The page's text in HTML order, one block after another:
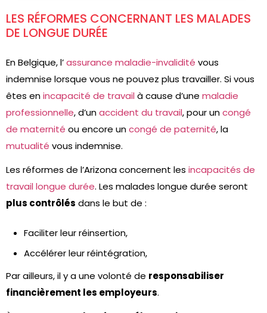
LES RÉFORMES CONCERNANT LES MALADES
DE LONGUE DURÉE
En Belgique, l’assurance maladie-invalidité vous
indemnise lorsque vous ne pouvez plus travailler. Si vous
êtes enincapacité de travail à cause d’une maladie
professionnelle, d’unaccident du travail, pour uncongé
de maternité ou encore uncongé de paternité, la
mutualité vous indemnise.
Les réformes de l’Arizona concernent les incapacités de
travail longue durée. Les malades longue durée seront
plus contrôlés dans le but de :
Faciliter leur réinsertion,
Accélérer leur réintégration,
Par ailleurs, il y a une volonté de responsabiliser
financièrement les employeurs.